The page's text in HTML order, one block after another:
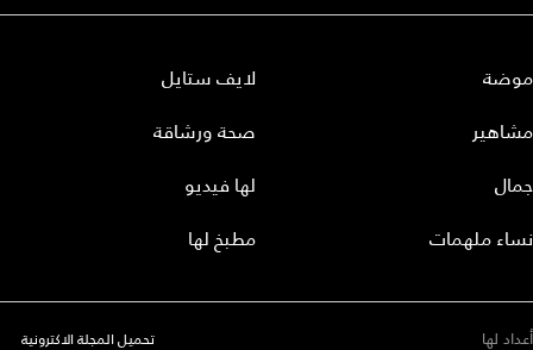
موضة
مشاهير
جمال
نساء ملهمات
لايف ستايل
صحة ورشاقة
لها فيديو
مطبخ لها
أعداد لها
تحميل المجلة الاكترونية